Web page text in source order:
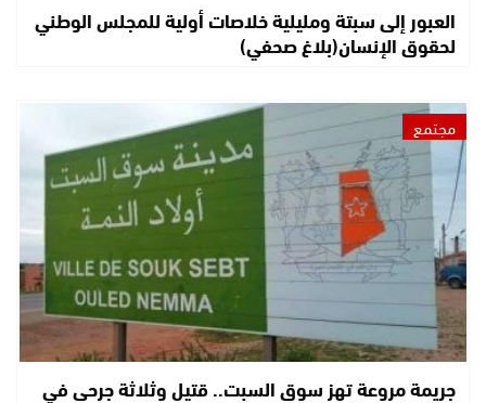
العبور إلى سبتة ومليلية خلاصات أولية للمجلس الوطني
لحقوق الإنسان(بلاغ صحفي)
مجتمع
جريمة مروعة تهز سوق السبت.. قتيل وثلاثة جرحى في